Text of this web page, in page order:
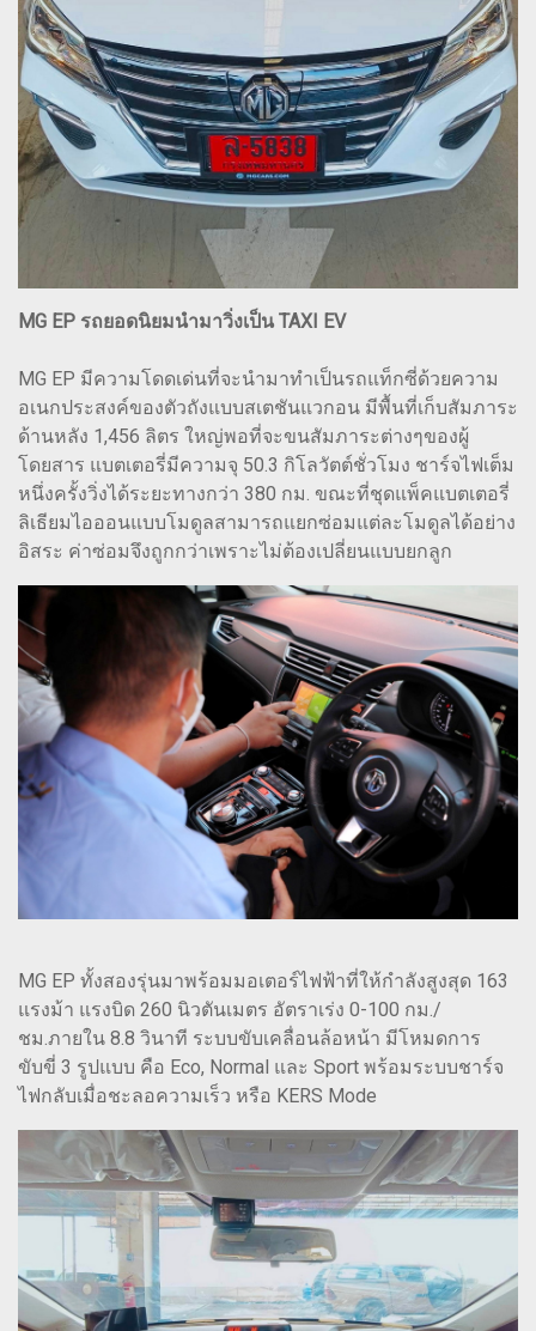
MG EP รถยอดนิยมนำมาวิ่งเป็น TAXI EV
MG EP มีความโดดเด่นที่จะนำมาทำเป็นรถแท็กซี่ด้วยความ
อเนกประสงค์ของตัวถังแบบสเตชันแวกอน มีพื้นที่เก็บสัมภาระ
ด้านหลัง 1,456 ลิตร ใหญ่พอที่จะขนสัมภาระต่างๆของผู้
โดยสาร แบตเตอรี่มีความจุ 50.3 กิโลวัตต์ชั่วโมง ชาร์จไฟเต็ม
หนึ่งครั้งวิ่งได้ระยะทางกว่า 380 กม. ขณะที่ชุดแพ็คแบตเตอรี่
ลิเธียมไอออนแบบโมดูลสามารถแยกซ่อมแต่ละโมดูลได้อย่าง
อิสระ ค่าซ่อมจึงถูกกว่าเพราะไม่ต้องเปลี่ยนแบบยกลูก
MG EP ทั้งสองรุ่นมาพร้อมมอเตอร์ไฟฟ้าที่ให้กำลังสูงสุด 163
แรงม้า แรงบิด 260 นิวตันเมตร อัตราเร่ง 0-100 กม./
ชม.ภายใน 8.8 วินาที ระบบขับเคลื่อนล้อหน้า มีโหมดการ
ขับขี่ 3 รูปแบบ คือ Eco, Normal และ Sport พร้อมระบบชาร์จ
ไฟกลับเมื่อชะลอความเร็ว หรือ KERS Mode